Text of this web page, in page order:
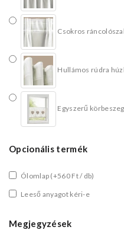
Csokros
Hullámos rúdra
Egyszerű
Opcionális termék
Ólomlap (+560 Ft / db)
Leeső anyagot kéri-e
Megjegyzések